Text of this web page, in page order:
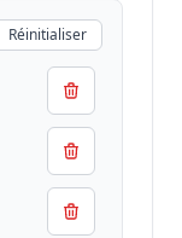
Réinitialiser